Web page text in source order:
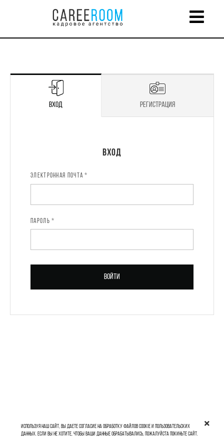
Вход Регистрация
Вход
ЭЛЕКТРОННАЯ ПОЧТА *
ПАРОЛЬ *
Войти
Регистрация
ИМЯ *
ЭЛЕКТРОННАЯ ПОЧТА *
ПАРОЛЬ *
Используя наш сайт, вы даете согласие на обработку файлов cookie и пользовательских
данных. Если вы не хотите, чтобы ваши данные обрабатывались, пожалуйста покиньте сайт.